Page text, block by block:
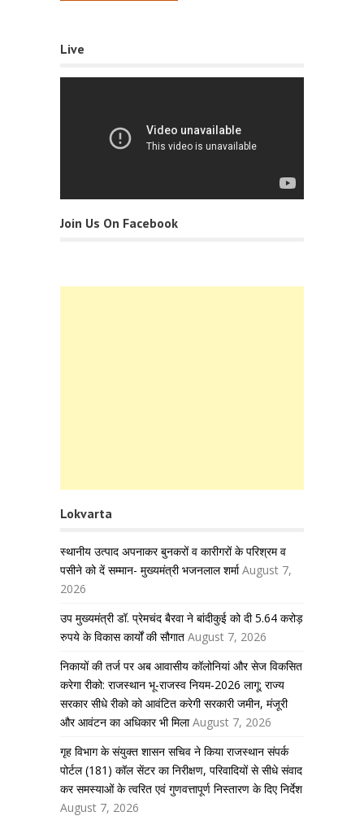
Live
Join Us On Facebook
Lokvarta
स्थानीय उत्पाद अपनाकर बुनकरों व कारीगरों के परिश्रम व
पसीने को दें सम्मान- मुख्यमंत्री भजनलाल शर्मा August 7,
2026
उप मुख्यमंत्री डॉ. प्रेमचंद बैरवा ने बांदीकुई को दी 5.64 करोड़
रुपये के विकास कार्यों की सौगात August 7, 2026
निकायों की तर्ज पर अब आवासीय कॉलोनियां और सेज विकसित
करेगा रीको: राजस्थान भू-राजस्व नियम-2026 लागू; राज्य
सरकार सीधे रीको को आवंटित करेगी सरकारी जमीन, मंजूरी
और आवंटन का अधिकार भी मिला August 7, 2026
गृह विभाग के संयुक्त शासन सचिव ने किया राजस्थान संपर्क
पोर्टल (181) कॉल सेंटर का निरीक्षण, परिवादियों से सीधे संवाद
कर समस्याओं के त्वरित एवं गुणवत्तापूर्ण निस्तारण के दिए निर्देश
August 7, 2026